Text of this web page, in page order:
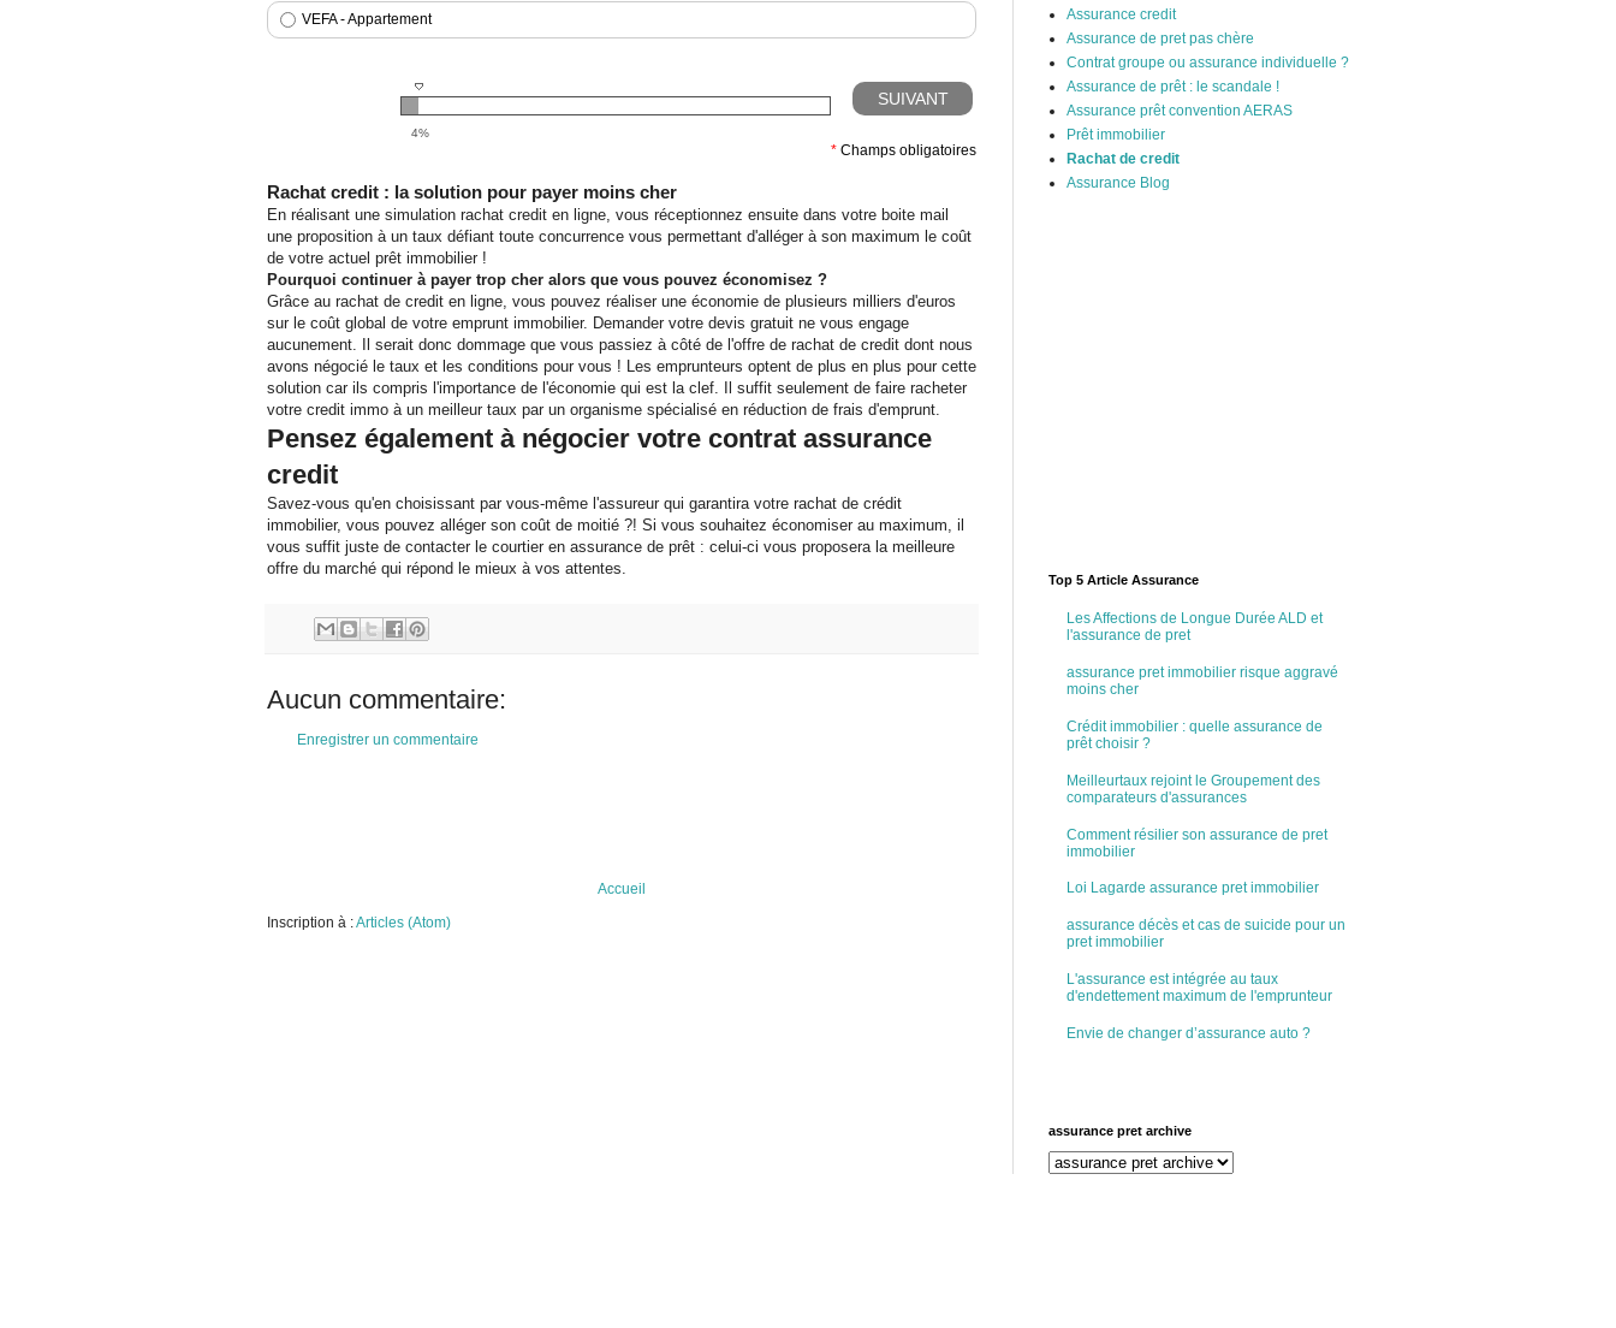
Rachat credit : la solution pour payer moins cher
En réalisant une simulation rachat credit en ligne, vous réceptionnez ensuite dans votre boite mail
une proposition à un taux défiant toute concurrence vous permettant d'alléger à son maximum le coût
de votre actuel prêt immobilier !
Pourquoi continuer à payer trop cher alors que vous pouvez économisez ?
Grâce au rachat de credit en ligne, vous pouvez réaliser une économie de plusieurs milliers d'euros
sur le coût global de votre emprunt immobilier. Demander votre devis gratuit ne vous engage
aucunement. Il serait donc dommage que vous passiez à côté de l'offre de rachat de credit dont nous
avons négocié le taux et les conditions pour vous ! Les emprunteurs optent de plus en plus pour cette
solution car ils compris l'importance de l'économie qui est la clef. Il suffit seulement de faire racheter
votre credit immo à un meilleur taux par un organisme spécialisé en réduction de frais d'emprunt.
Pensez également à négocier votre contrat assurance
credit
Savez-vous qu'en choisissant par vous-même l'assureur qui garantira votre rachat de crédit
immobilier, vous pouvez alléger son coût de moitié ?! Si vous souhaitez économiser au maximum, il
vous suffit juste de contacter le courtier en assurance de prêt : celui-ci vous proposera la meilleure
offre du marché qui répond le mieux à vos attentes.
Aucun commentaire:
Enregistrer un commentaire
Accueil
Inscription à :Articles (Atom)
Assurance credit
Assurance de pret pas chère
Contrat groupe ou assurance individuelle ?
Assurance de prêt : le scandale !
Assurance prêt convention AERAS
Prêt immobilier
Rachat de credit
Assurance Blog
Top 5 Article Assurance
Les Affections de Longue Durée ALD et
l'assurance de pret
assurance pret immobilier risque aggravé
moins cher
Crédit immobilier : quelle assurance de
prêt choisir ?
Meilleurtaux rejoint le Groupement des
comparateurs d'assurances
Comment résilier son assurance de pret
immobilier
Loi Lagarde assurance pret immobilier
assurance décès et cas de suicide pour un
pret immobilier
L'assurance est intégrée au taux
d'endettement maximum de l'emprunteur
Envie de changer d’assurance auto ?
assurance pret archive